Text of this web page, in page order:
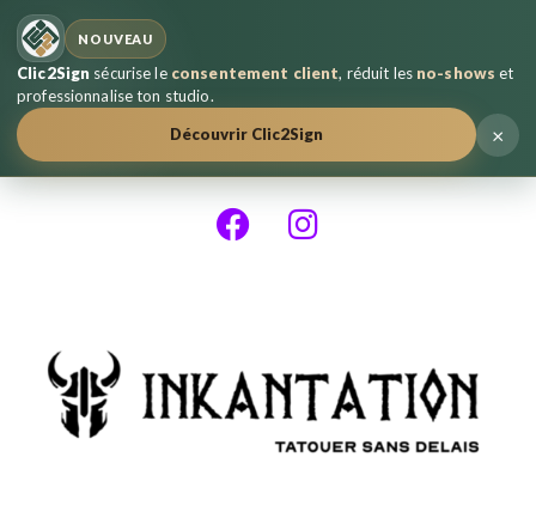
NOUVEAU
Clic2Sign sécurise le consentement client, réduit les no-shows et
professionnalise ton studio.
Découvrir Clic2Sign
×